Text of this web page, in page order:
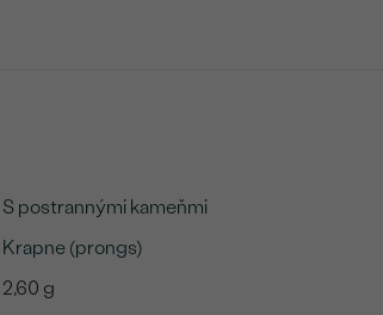
S postrannými kameňmi
Krapne (prongs)
2,60 g